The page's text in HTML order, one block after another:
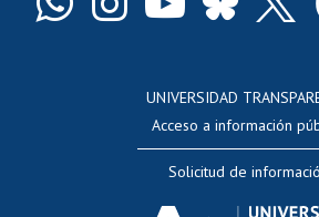
Docentes
Perfeccionamiento
Editar Portafolio
Evaluación docente
Calificación
UNIVERSIDAD
Acceso a información
Solicitud de